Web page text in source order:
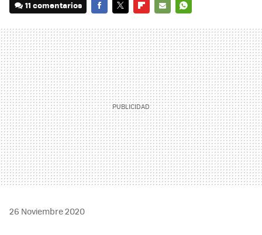
11 comentarios
MAIL
26 Noviembre 2020